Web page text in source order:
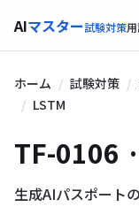
AIマスター試験対策
ホーム 試験対策
LSTM
TF-0106
生成AIパスポート